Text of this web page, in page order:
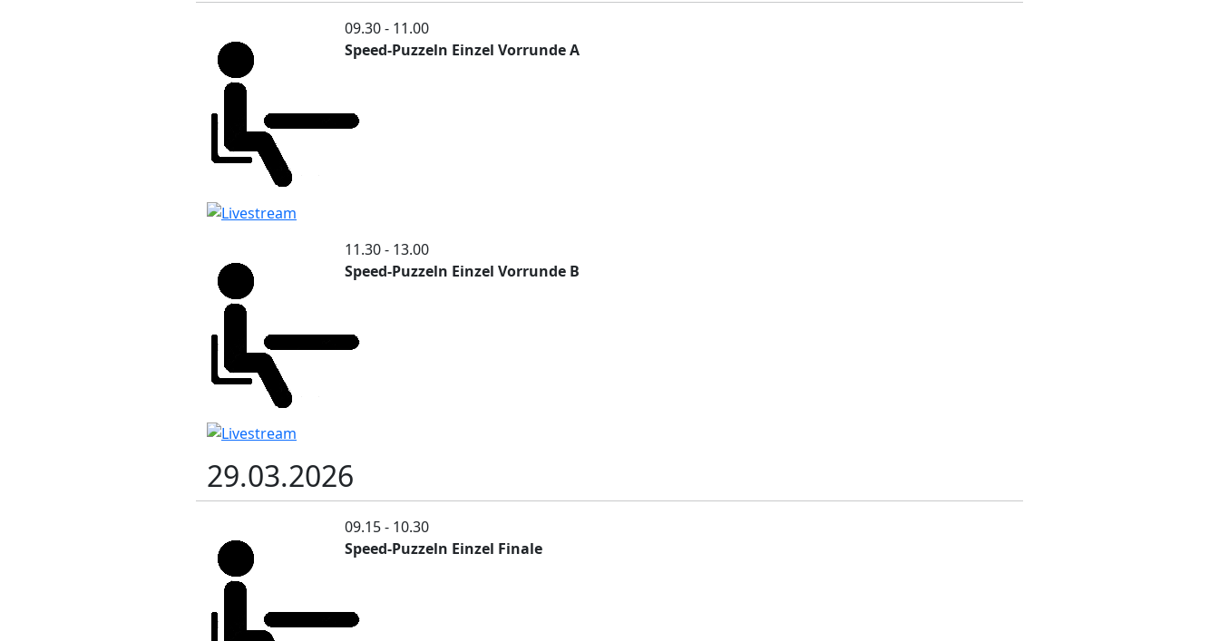
09.30 - 11.00
Speed-Puzzeln Einzel Vorrunde A
11.30 - 13.00
Speed-Puzzeln Einzel Vorrunde B
29.03.2026
09.15 - 10.30
Speed-Puzzeln Einzel Finale